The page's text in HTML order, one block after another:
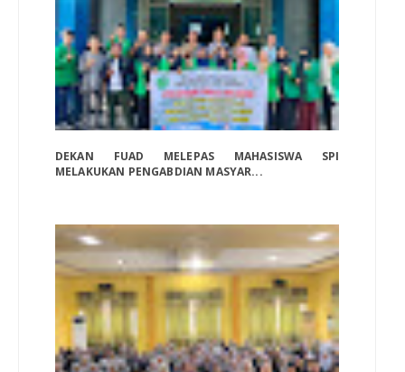
DEKAN FUAD MELEPAS MAHASISWA SPI
MELAKUKAN PENGABDIAN MASYAR...